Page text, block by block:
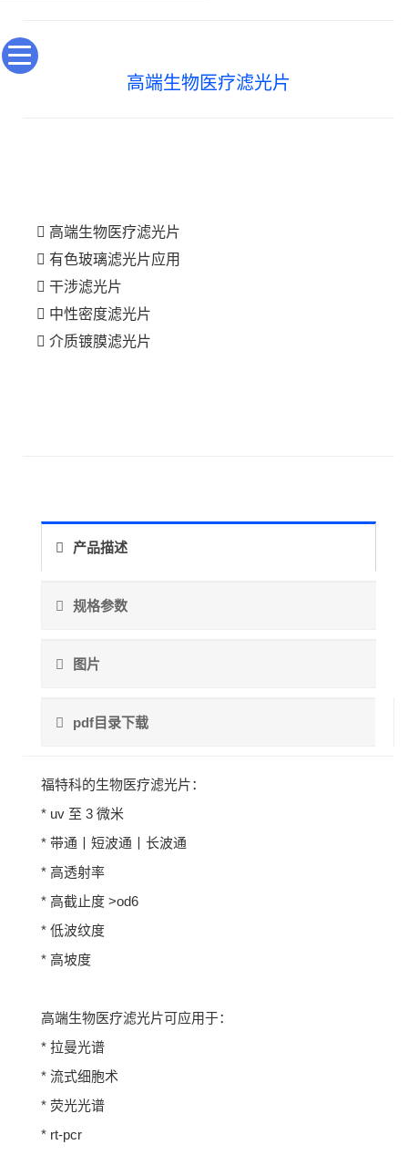
高端生物医疗滤光片
高端生物医疗滤光片
有色玻璃滤光片应用
干涉滤光片
中性密度滤光片
介质镀膜滤光片
产品描述
规格参数
图片
pdf目录下载
福特科的生物医疗滤光片：
* uv 至 3 微米
* 带通丨短波通丨长波通
* 高透射率
* 高截止度 >od6
* 低波纹度
* 高坡度
高端生物医疗滤光片可应用于：
* 拉曼光谱
* 流式细胞术
* 荧光光谱
* rt-pcr